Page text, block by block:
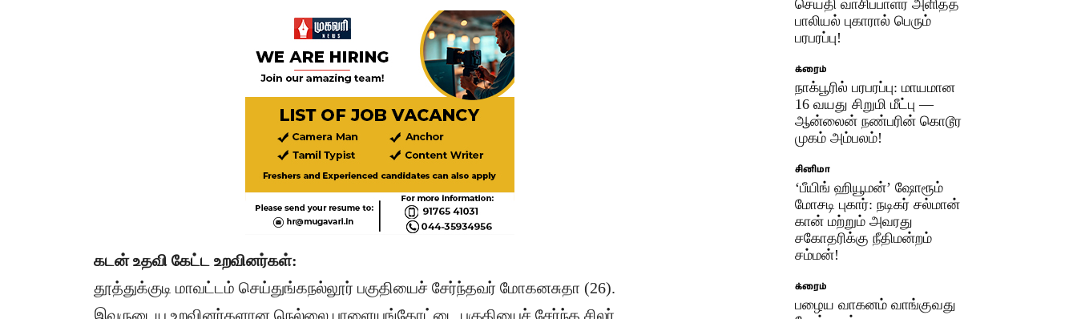
​கடன் உதவி கேட்ட உறவினர்கள்:
​தூத்துக்குடி மாவட்டம் செய்துங்கநல்லூர் பகுதியைச் சேர்ந்தவர் மோகனசுதா (26).
இவருடைய உறவினர்களான நெல்லை பாளையங்கோட்டை பகுதியைச் சேர்ந்த சிலர்,
செய்தி வாசிப்பாளர் அளித்த
பாலியல் புகாரால் பெரும்
பரபரப்பு!
க்ரைம்
நாக்பூரில் பரபரப்பு: மாயமான
16 வயது சிறுமி மீட்பு —
ஆன்லைன் நண்பரின் கொடூர
முகம் அம்பலம்!
சினிமா
‘பீயிங் ஹியூமன்’ ஷோரூம்
மோசடி புகார்: நடிகர் சல்மான்
கான் மற்றும் அவரது
சகோதரிக்கு நீதிமன்றம்
சம்மன்!
க்ரைம்
பழைய வாகனம் வாங்குவது